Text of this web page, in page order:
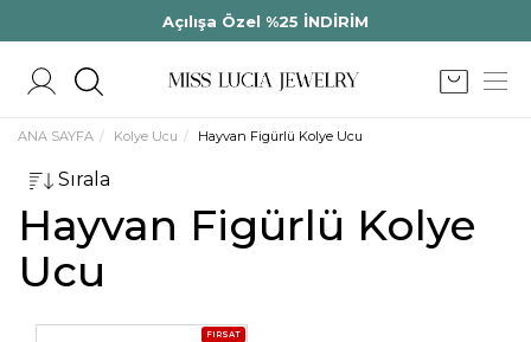
Açılışa Özel %25 İNDİRİM
ANA SAYFA Kolye Ucu Hayvan Figürlü Kolye Ucu
Sırala
Hayvan Figürlü Kolye
Ucu
FIRSAT